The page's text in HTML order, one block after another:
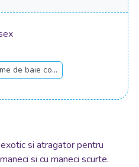
Costume de baie copii
si atragator pentru
si cu maneci scurte.